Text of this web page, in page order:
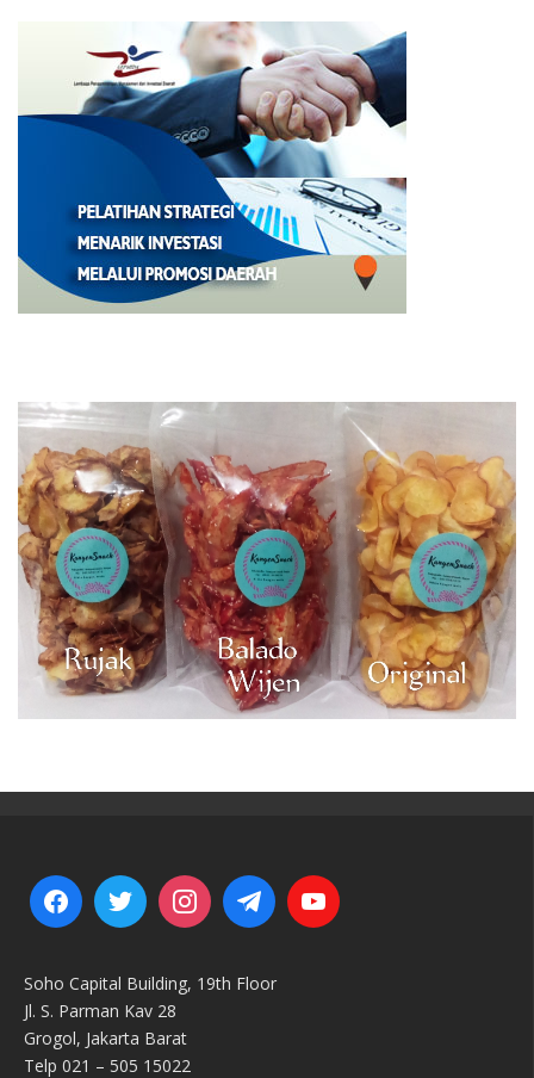
Soho Capital Building, 19th Floor
Jl. S. Parman Kav 28
Grogol, Jakarta Barat
Telp 021 – 505 15022